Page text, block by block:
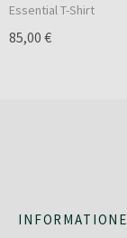
Essential T-Shirt
85,00 €